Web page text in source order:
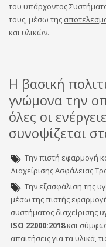
του υπάρχοντος
τους, μέσω της
και υλικών.
Η βασική
γνώμονα την
όλες οι
συνοψίζεται
Την πιστή εφαρμογή
Διαχείρισης Ασφάλειας
Την εξασφάλιση της
μέσω της πιστής
συστήματος διαχείρισης
ISO 22000:2018και
απαιτήσεις για τα υλικά,